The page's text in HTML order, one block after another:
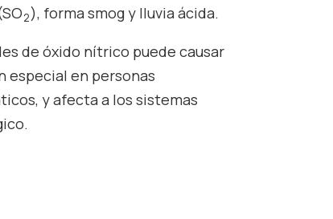
2), forma smog y lluvia ácida.
de óxido nítrico puede causar
especial en personas
y afecta a los sistemas